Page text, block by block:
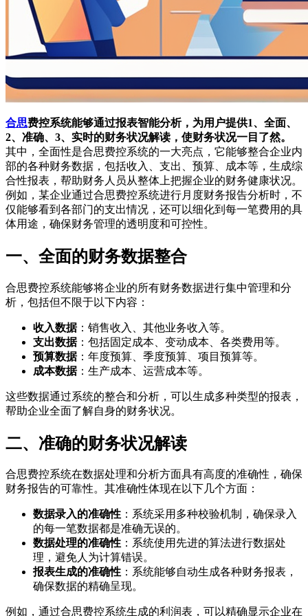
合思费控系统能够通过报表智能分析，为用户提供1、全面、
2、准确、3、实时的财务状况解读，使财务状况一目了然。
其中，全面性是合思费控系统的一大亮点，它能够整合企业内
部的各种财务数据，包括收入、支出、预算、成本等，生成综
合性报表，帮助财务人员从整体上把握企业的财务健康状况。
例如，某企业通过合思费控系统进行月度财务报告分析时，不
仅能够看到各部门的支出情况，还可以细化到每一笔费用的具
体用途，确保财务管理的透明度和可控性。
一、全面的财务数据整合
合思费控系统能够将企业的所有财务数据进行集中管理和分
析，包括但不限于以下内容：
收入数据：销售收入、其他业务收入等。
支出数据：包括固定成本、变动成本、各类费用等。
预算数据：年度预算、季度预算、项目预算等。
成本数据：生产成本、运营成本等。
这些数据通过系统的整合和分析，可以生成多种类型的报表，
帮助企业全面了解自身的财务状况。
二、准确的财务状况解读
合思费控系统在数据处理和分析方面具有高度的准确性，确保
财务报告的可靠性。其准确性体现在以下几个方面：
数据录入的准确性 ：系统采用多种校验机制，确保录入
的每一笔数据都是准确无误的。
数据处理的准确性 ：系统使用先进的算法进行数据处
理，避免人为计算错误。
报表生成的准确性 ：系统能够自动生成各种财务报表，
确保数据的精确呈现。
例如，通过合思费控系统生成的利润表，可以精确显示企业在